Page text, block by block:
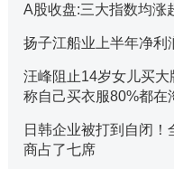
A股收盘:三大指数均涨
扬子江船业上半年净利
汪峰阻止14岁女儿买大
称自己买衣服80%都在
日韩企业被打到自闭
商占了七席